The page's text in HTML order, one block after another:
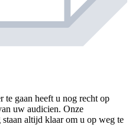
te gaan heeft u nog recht op
uw audicien. Onze
altijd klaar om u op weg te